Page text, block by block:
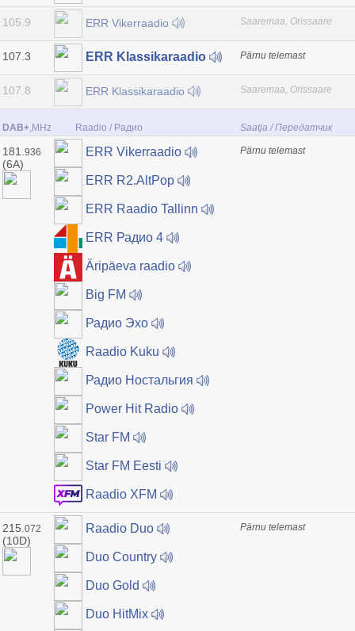
105.9 ERR Vikerraadio Saaremaa, Orissaare
107.3 ERR Klassikaraadio Pärnu telemast
107.8 ERR Klassikaraadio Saaremaa, Orissaare
DAB+,MHz Raadio / Радио Saatja / Передатчик
181. 936
(6A)
ERR Vikerraadio
ERR R2.AltPop
ERR Raadio Tallinn
ERR Радио 4
Äripäeva raadio
Big FM
Радио Эхо
Raadio Kuku
Радио Ностальгия
Power Hit Radio
Star FM
Star FM Eesti
Raadio XFM
Pärnu telemast
215. 072
(10D)
Raadio Duo
Duo Country
Duo Gold
Duo HitMix
Pärnu telemast